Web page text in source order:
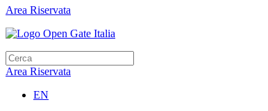
Area Riservata
Area Riservata
EN